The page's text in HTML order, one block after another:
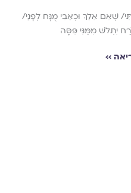
שֶׁאִם אֵלֵךְ וּכְאֵבִי מֻנָּח לְפָנַי/
יִתְלֹשׁ מִמֶּנִּי פִּסָּה
››